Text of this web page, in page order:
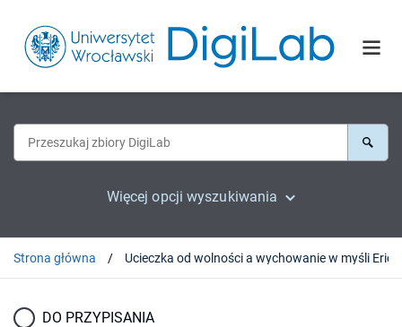
Więcej opcji wyszukiwania
Strona główna
DO PRZYPISANIA